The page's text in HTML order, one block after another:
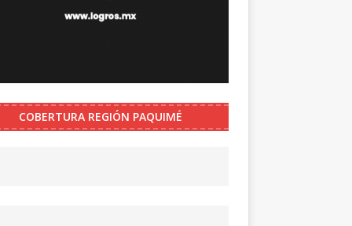
COBERTURA REGIÓN PAQUIMÉ